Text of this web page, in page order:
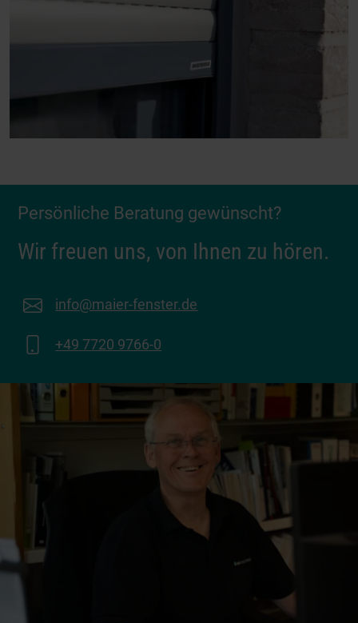
Persönliche Beratung gewünscht?
Wir freuen uns, von Ihnen zu hören.
info@maier-fenster.de
+49 7720 9766-0